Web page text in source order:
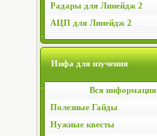
Радары для Линейдж 2
АЦП для Линейдж 2
Инфа для изучения
Вся информация
Полезные Гайды
Нужные квесты